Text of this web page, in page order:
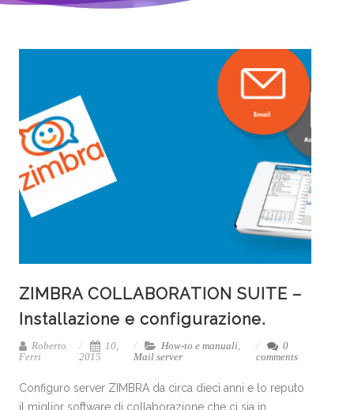
ZIMBRA COLLABORATION SUITE –
Installazione e configurazione.
Roberto
Ferri
10,
2015
How-to e manuali
Mail server
0
comments
Configuro server ZIMBRA da circa dieci anni e lo reputo
il miglior software di collaborazione che ci sia in